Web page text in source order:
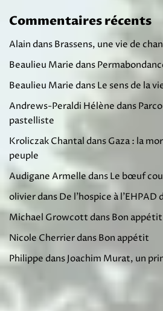
Commentaires récents
AlaindansBrassens, une vie de
Beaulieu Mariedans
Beaulieu MariedansLe sens de la
Andrews-Peraldi Hélènedans
pastelliste
Kroliczak ChantaldansGaza : la
peuple
Audigane ArmelledansLe bœuf
olivierdansDe l’hospice à
Michael GrowcottdansBon appétit
Nicole CherrierdansBon appétit
PhilippedansJoachim Murat, un